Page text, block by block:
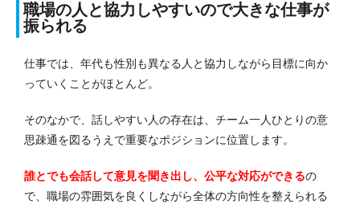
職場の人と協力しやすいので大きな仕事が
振られる
仕事では、年代も性別も異なる人と協力しながら目標に向か
っていくことがほとんど。
そのなかで、話しやすい人の存在は、チーム一人ひとりの意
思疎通を図るうえで重要なポジションに位置します。
誰とでも会話して意見を聞き出し、公平な対応ができるの
で、職場の雰囲気を良くしながら全体の方向性を整えられる